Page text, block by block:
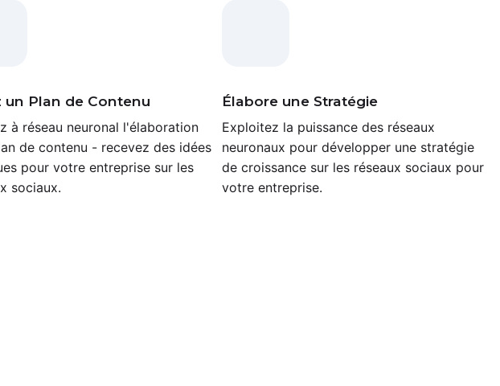
un Plan de Contenu
à réseau neuronal l'élaboration
de contenu - recevez des idées
pour votre entreprise sur les
sociaux.
Élabore une Stratégie
Exploitez la puissance des réseaux
neuronaux pour développer une stratégie
de croissance sur les réseaux sociaux pour
votre entreprise.